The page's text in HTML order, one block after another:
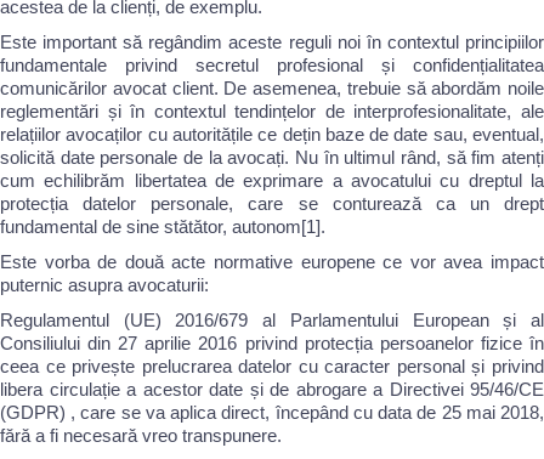
acestea de la clienți, de exemplu.
Este important să regândim aceste reguli noi în contextul principiilor
fundamentale privind secretul profesional și confidențialitatea
comunicărilor avocat client. De asemenea, trebuie să abordăm noile
reglementări și în contextul tendințelor de interprofesionalitate, ale
relațiilor avocaților cu autoritățile ce dețin baze de date sau, eventual,
solicită date personale de la avocați. Nu în ultimul rând, să fim atenți
cum echilibrăm libertatea de exprimare a avocatului cu dreptul la
protecția datelor personale, care se conturează ca un drept
fundamental de sine stătător, autonom[1].
Este vorba de două acte normative europene ce vor avea impact
puternic asupra avocaturii:
Regulamentul (UE) 2016/679 al Parlamentului European și al
Consiliului din 27 aprilie 2016 privind protecția persoanelor fizice în
ceea ce privește prelucrarea datelor cu caracter personal și privind
libera circulație a acestor date și de abrogare a Directivei 95/46/CE
(GDPR) , care se va aplica direct, începând cu data de 25 mai 2018,
fără a fi necesară vreo transpunere.